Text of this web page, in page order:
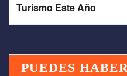
Turismo Este Año
PUEDES